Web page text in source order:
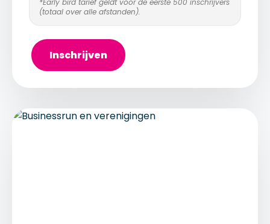
*Early bird tarief geldt voor de eerste 500 inschrijvers
(totaal over alle afstanden).
Inschrijven